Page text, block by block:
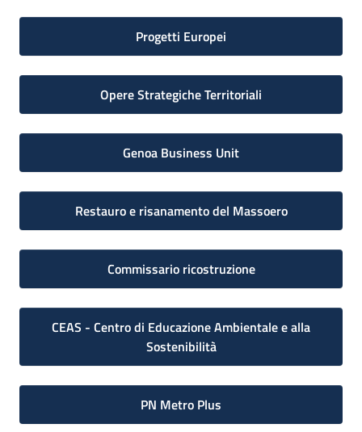
Progetti Europei
Opere Strategiche Territoriali
Genoa Business Unit
Restauro e risanamento del Massoero
Commissario ricostruzione
CEAS - Centro di Educazione Ambientale e alla
Sostenibilità
PN Metro Plus